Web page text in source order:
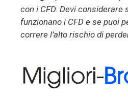
con i CFD. Devi considerare
funzionano i CFD e se puoi
correre l’alto rischio di